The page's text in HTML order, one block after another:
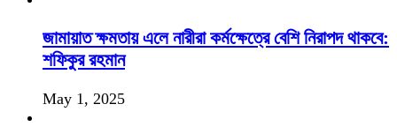
জামায়াত ক্ষমতায় এলে নারীরা কর্মক্ষেত্রে বেশি নিরাপদ থাকবে:
শফিকুর রহমান
May 1, 2025